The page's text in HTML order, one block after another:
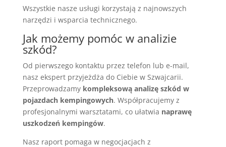
Wszystkie nasze usługi korzystają z najnowszych
narzędzi i wsparcia technicznego.
Jak możemy pomóc w analizie
szkód?
Od pierwszego kontaktu przez telefon lub e-mail,
nasz ekspert przyjeżdża do Ciebie w Szwajcarii.
Przeprowadzamy kompleksową analizę szkód w
pojazdach kempingowych. Współpracujemy z
profesjonalnymi warsztatami, co ułatwia naprawę
uszkodzeń kempingów.
Nasz raport pomaga w negocjacjach z